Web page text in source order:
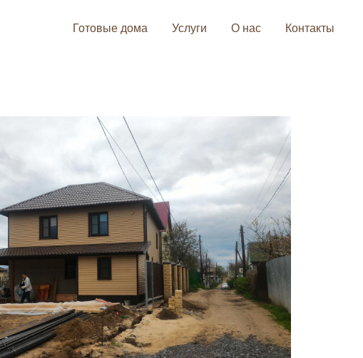
Готовые дома Услуги О нас Контакты